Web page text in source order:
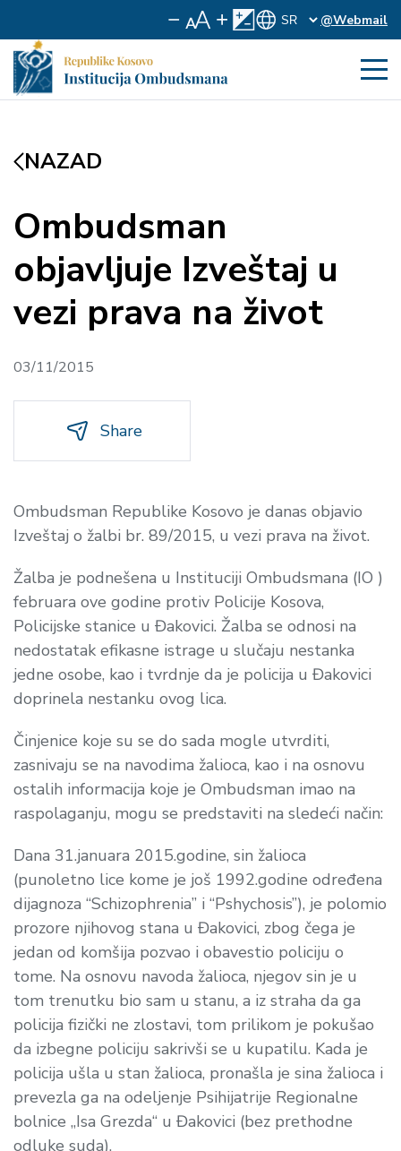
@Webmail
NAZAD
Ombudsman
objavljuje Izveštaj u
vezi prava na život
03/11/2015
Share
Ombudsman Republike Kosovo je danas objavio
Izveštaj o žalbi br. 89/2015, u vezi prava na život.
Žalba je podnešena u Instituciji Ombudsmana (IO )
februara ove godine protiv Policije Kosova,
Policijske stanice u Đakovici. Žalba se odnosi na
nedostatak efikasne istrage u slučaju nestanka
jedne osobe, kao i tvrdnje da je policija u Đakovici
doprinela nestanku ovog lica.
Činjenice koje su se do sada mogle utvrditi,
zasnivaju se na navodima žalioca, kao i na osnovu
ostalih informacija koje je Ombudsman imao na
raspolaganju, mogu se predstaviti na sledeći način:
Dana 31.januara 2015.godine, sin žalioca
(punoletno lice kome je još 1992.godine određena
dijagnoza “Schizophrenia” i “Pshychosis”), je polomio
prozore njihovog stana u Đakovici, zbog čega je
jedan od komšija pozvao i obavestio policiju o
tome. Na osnovu navoda žalioca, njegov sin je u
tom trenutku bio sam u stanu, a iz straha da ga
policija fizički ne zlostavi, tom prilikom je pokušao
da izbegne policiju sakrivši se u kupatilu. Kada je
policija ušla u stan žalioca, pronašla je sina žalioca i
prevezla ga na odeljenje Psihijatrije Regionalne
bolnice „Isa Grezda“ u Đakovici (bez prethodne
odluke suda).